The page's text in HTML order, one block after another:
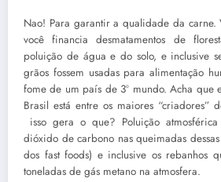
Nao! Para garantir a qualidade da carne.
você financia desmatamentos de
poluição de água e do solo, e inclusive
grãos fossem usadas para alimentação
fome de um país de 3º mundo. Acha que
Brasil está entre os maiores “criadores”
isso gera o que? Poluição
dióxido de carbono nas queimadas
dos fast foods) e inclusive os rebanhos
toneladas de gás metano na atmosfera.